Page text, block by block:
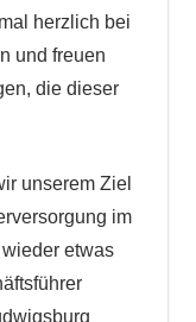
herzlich bei
und freuen
die dieser
unserem Ziel
im
etwas